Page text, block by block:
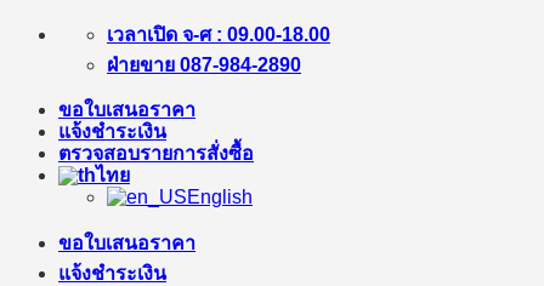
ข้าม
เนื้อหา
เวลาเปิด จ-ศ : 09.00-18.00
ฝ่ายขาย 087-984-2890
ขอใบเสนอราคา
แจ้งชำระเงิน
ตรวจสอบรายการสั่งซื้อ
ไทย
English
ขอใบเสนอราคา
แจ้งชำระเงิน